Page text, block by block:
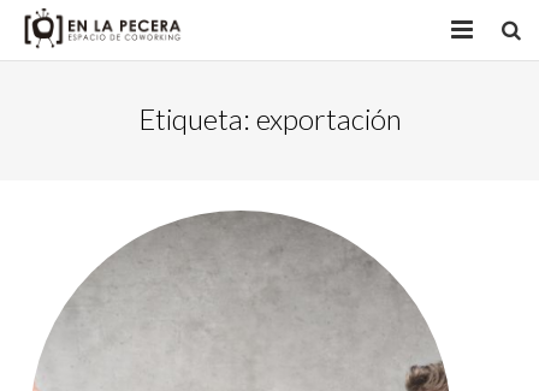
CONTACTO
Etiqueta: exportación